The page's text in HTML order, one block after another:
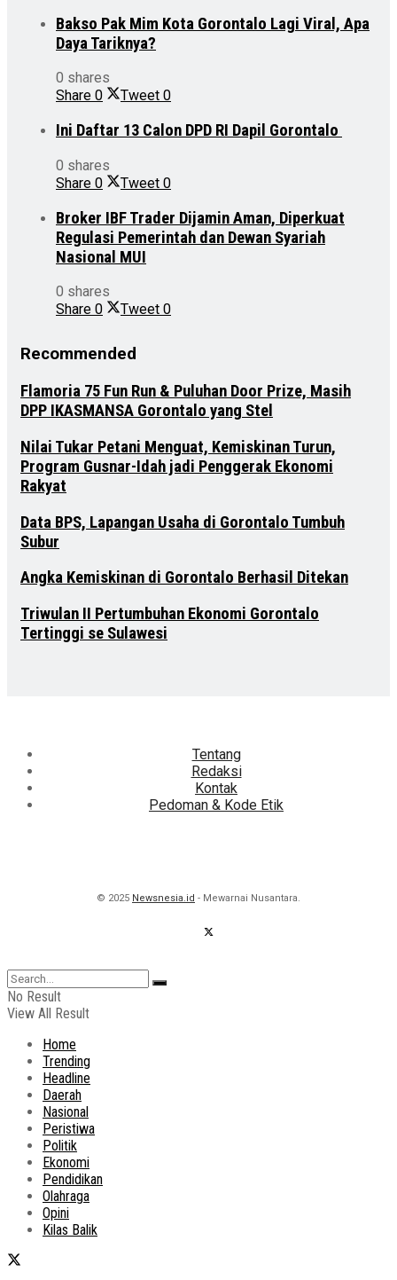
Bakso Pak Mim Kota Gorontalo Lagi Viral, Apa
Daya Tariknya?
0 shares
Share 0 Tweet 0
Ini Daftar 13 Calon DPD RI Dapil Gorontalo
0 shares
Share 0 Tweet 0
Broker IBF Trader Dijamin Aman, Diperkuat
Regulasi Pemerintah dan Dewan Syariah
Nasional MUI
0 shares
Share 0 Tweet 0
Recommended
Flamoria 75 Fun Run & Puluhan Door Prize, Masih
DPP IKASMANSA Gorontalo yang Stel
Nilai Tukar Petani Menguat, Kemiskinan Turun,
Program Gusnar-Idah jadi Penggerak Ekonomi
Rakyat
Data BPS, Lapangan Usaha di Gorontalo Tumbuh
Subur
Angka Kemiskinan di Gorontalo Berhasil Ditekan
Triwulan II Pertumbuhan Ekonomi Gorontalo
Tertinggi se Sulawesi
Tentang
Redaksi
Kontak
Pedoman & Kode Etik
© 2025 Newsnesia.id - Mewarnai Nusantara.
No Result
View All Result
Home
Trending
Headline
Daerah
Nasional
Peristiwa
Politik
Ekonomi
Pendidikan
Olahraga
Opini
Kilas Balik